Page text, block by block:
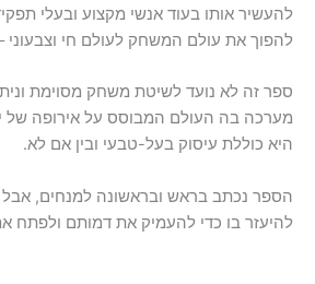
להעשיר אותו בעוד אנשי מקצוע ובעלי
להפוך את עולם המשחק לעולם חי
ספר זה לא נועד לשיטת משחק מסוימת
מערכה בה העולם המבוסס על אירופה של
היא כוללת עיסוק בעל-טבעי ובין אם לא.
הספר נכתב בראש ובראשונה למנחים, אבל
להיעזר בו כדי להעמיק את דמותם ולפתח